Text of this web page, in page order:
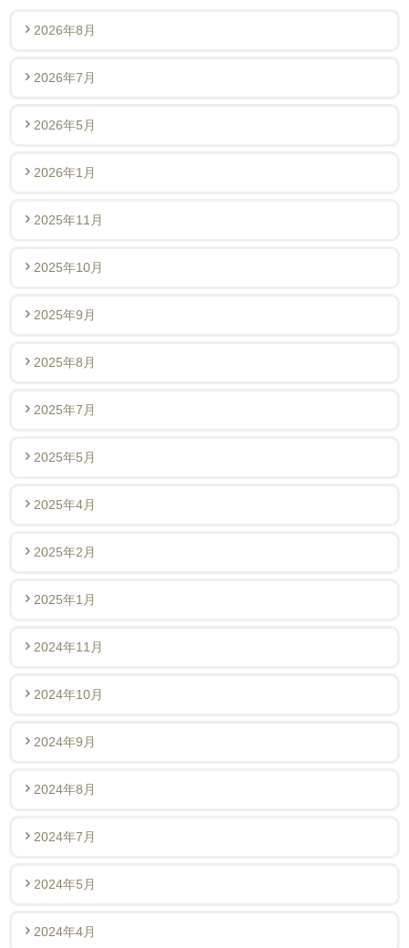
2026年8月
2026年7月
2026年5月
2026年1月
2025年11月
2025年10月
2025年9月
2025年8月
2025年7月
2025年5月
2025年4月
2025年2月
2025年1月
2024年11月
2024年10月
2024年9月
2024年8月
2024年7月
2024年5月
2024年4月